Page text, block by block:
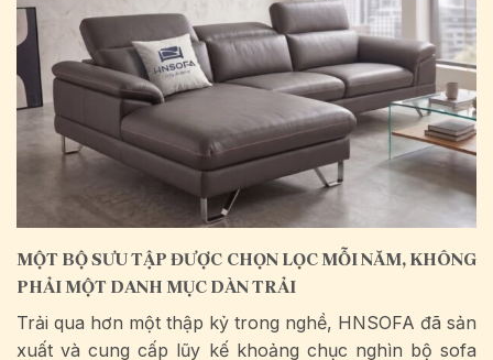
MỘT BỘ SƯU TẬP ĐƯỢC CHỌN LỌC MỖI NĂM, KHÔNG
PHẢI MỘT DANH MỤC DÀN TRẢI
Trải qua hơn một thập kỷ trong nghề, HNSOFA đã sản
xuất và cung cấp lũy kế khoảng chục nghìn bộ sofa